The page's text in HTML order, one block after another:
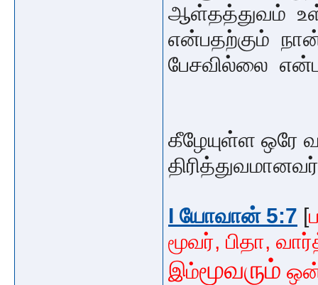
ஆள்தத்துவம்
என்பதற்கும்
பேசவில்லை
கீழேயுள்ள ஒரே
I யோவான் 5:7 [
மூவர், பிதா,
இம்மூவரும்